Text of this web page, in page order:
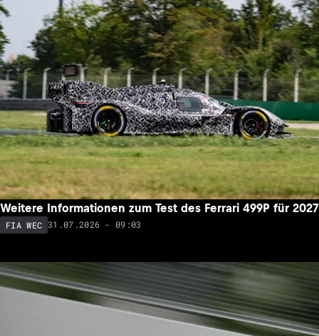
Weitere Informationen zum Test des Ferrari 499P für 2027
FIA WEC 31.07.2026 - 09:03